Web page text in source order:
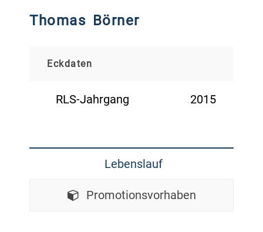
Thomas Börner
Eckdaten
RLS-Jahrgang 2015
Lebenslauf
Promotionsvorhaben